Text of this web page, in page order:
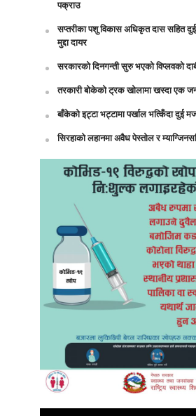
पक्राउ
सप्तरीका पशु विकास अधिकृत दास सहित दुई
मुद्दा दायर
सरकारको दिनगन्ती सुरु भएको विप्लवको
तरकारी बोकेको ट्रक खोलामा खस्दा एक
बाँकेको इट्टा भट्टामा पर्खाल भत्किँदा दुई
सिरहाको लहानमा अवैध पेस्तोल र